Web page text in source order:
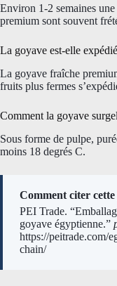
Environ 1-2 semaines
premium sont souvent
La goyave est-elle
La goyave fraîche
fruits plus fermes
Comment la goyave
Sous forme de pulpe,
moins 18 degrés C.
Comment citer cette
PEI Trade.
goyave égyptienne.”
https://peitrade.com/
chain/